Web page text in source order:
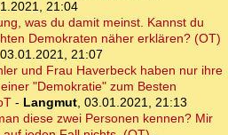
21:04
was du damit meinst. Kannst du
Demokraten näher erklären? (OT)
03.01.2021, 21:07
und Frau Haverbeck haben nur ihre
"Demokratie" zum Besten
- Langmut, 03.01.2021, 21:13
diese zwei Personen kennen? Mir